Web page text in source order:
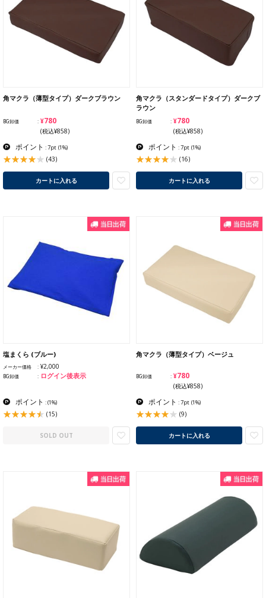
角マクラ（薄型タイプ）ダークブラウン
BG卸価 ¥780
(税込¥858)
ポイント : 7pt (1%)
(43)
カートに入れる
角マクラ（スタンダードタイプ）ダークブ
ラウン
BG卸価 ¥780
(税込¥858)
ポイント : 7pt (1%)
(16)
カートに入れる
塩まくら (ブルー)
メーカー価格 ¥2,000
BG卸価 ログイン後表示
ポイント :(1%)
(15)
SOLD OUT
角マクラ（薄型タイプ）ベージュ
BG卸価 ¥780
(税込¥858)
ポイント : 7pt (1%)
(9)
カートに入れる